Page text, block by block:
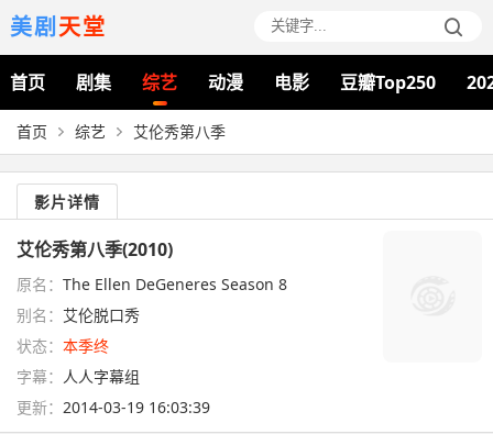
美剧天堂
首页 剧集 综艺 动漫 电影 豆瓣Top250
首页 综艺 艾伦秀第八季
影片详情
艾伦秀第八季(2010)
原名： The Ellen DeGeneres Season 8
别名： 艾伦脱口秀
状态： 本季终
字幕： 人人字幕组
更新： 2014-03-19 16:03:39